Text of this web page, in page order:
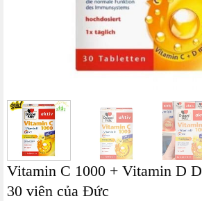
Vitamin C 1000 + Vitamin D
30 viên của Đức